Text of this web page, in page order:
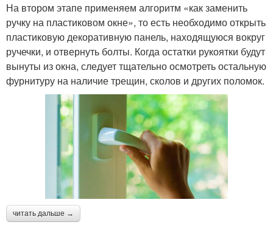
На втором этапе применяем алгоритм «как заменить
ручку на пластиковом окне», то есть необходимо открыть
пластиковую декоративную панель, находящуюся вокруг
ручечки, и отвернуть болты. Когда остатки рукоятки будут
вынуты из окна, следует тщательно осмотреть остальную
фурнитуру на наличие трещин, сколов и других поломок.
читать дальше →